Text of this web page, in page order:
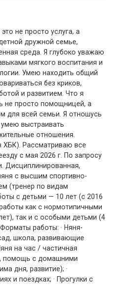
не просто услуга, а
дружной семье,
среда. Я глубоко уважаю
мягкого воспитания и
Умею находить общий
без криков,
и развитием. Что я
не просто помощницей, а
для всей семьи. Я отношусь
выстраивать
отношения.
Рассматриваю все
с мая 2026 г. По запросу
Дисциплинированная,
с высшим спортивно-
(тренер по видам
с детьми — 10 лет (с 2016
как с нормотипичными
так и с особыми детьми (4
работы: · Няня-
школа, развивающие
на час / частичная
помощь с домашними
дня, развитие); ·
и поездках; · Прогулки с